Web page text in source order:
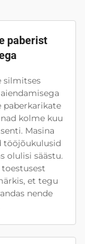
paberist
silmitses
paberkarikate
kolme kuu
Masina
tööjõukulusid
olulisi säästu.
et tegu
nende